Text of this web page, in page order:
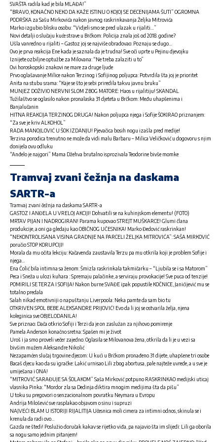
SVAŠTA radila kad je bila MLAĐA!”
“BRAVO, KONAČNO NEKO DA KAŽE ISTINU O KOJOJ SE DECENIJAMA ŠUTI” OGROMNA
PODRŠKA za Sašu Mirkovića nakon javnog raskrinkavanja Željka Mitrovića
Marko izgubio blisku osobu: “Vidjeli smo se pred ulazak u rijaliti…”
Novi detalji o slučaju kuće strave u Brčkom: Policija znala još od 2018. godine?
Ušla vanredno u rijaliti – Gastoz joj se najviše obradovao: Poznaju se dugo…
Ovo je prva reakcija Ene kada je saznala da je trudna! Sve oči uprte u Pejinu djevojku
Iznijete ozbiljne optužbe za Milovana: “Ne treba zalaziti u to”
Ovi horoskopski znakovi ne mare za druge ljude
Prvo oglašavanje Milice nakon Terzinog i Sofijinog poljupca: Potvrdila šta joj je prioritet
Anita na stubu srama: “Kaje se što je sebi priredila takvu javnu bruku”
MUNJEZ DOŽIVIO NERVNI SLOM ZBOG MATORE: Haos u rijalitiju! SKANDAL
Tužilaštvo se oglasilo nakon pronalaska 31 djeteta u Brčkom: Među uhapšenima i
Banjalučanin
HITNA REAKCIJA TERZINOG DRUGA! Nakon poljupca njega i Sofije ŠOKIRAO priznanjem:
“Za sve je kriv ALKOHOL”
RADA MANOJLOVIĆ U ŠOK IZDANJU! Pjevačica bosih nogu izašla pred medije!
Terzina porodica trenutno ne može da vidi malu Barbaru – Milica Veličković u dogovoru s njim
donijela ovu odluku
“Anđelo je najgori” Mama Džehva brutalno isprozivala Teodorine bivše momke
Tramvaj zvani čežnja na daskama
SARTR-a
Tramvaj zvani čežnja na daskama SARTR-a
GASTOZ I ANĐELA U VRELOJ AKCIJI! Dohvatili se na kuhinjskom elementu! (FOTO)
MRTAV PIJAN I NADROGIRAN! Parama kupovao STREJT MUŠKARCE! Glumi člana
produkcije, a oni ga gledaju kao OBIČNOG UČESNIKA! Marko Đedović raskrinkan!
“NEKONTROLISANA VISINA GRADNJE NA PARCELI ŽELJKA MITROVIĆA”: SAŠA MIRKOVIĆ
poručio STOP KORUPCIJI!
Morala da mu očita lekciju: Kačavenda zaustavila Terzu pa mu otkrila koji je problem Sofije i
njega…
Ena Čolić bila intimna sa ženom: Šmizla raskrinkala takmičarku – “Ljubila se i sa Matorom”
Peca i Sneža u ulozi kuhara : Spremaju palačinke, a serviraju provokacije! Sve puca od tenzije!
POMIRILI SE TERZA I SOFIJA! Nakon burne SVAĐE ipak popustile KOČNICE, Janićijević mu se
totalno predala
Salah nikad emotivniji o napuštanju Liverpoola: Neka pamte da sam bio tu
OTKRIVEN SPOL BEBE ALEKSANDRE PRIJOVIĆ! Evo da li joj se ostvarila želja, njena
koleginica sve OBJELODANILA!
Sve priznao: Dača otkrio Sofiji i Terzi da je on zaslužan za njihovo pomirenje
Pamela Anderson konačno sretna: Spašen mi je život
Uroš i ja smo proveli večer zajedno: Oglasila se Milovanova žena, otkrila da li je u vezi sa
bivšim mužem Aleksandre Nikolić
Nezapamćen slučaj trgovine djecom: U kući u Brčkom pronađeno 31 dijete, uhapšene tri osobe
Bacaš djecu kao da su igračke: Lakić urnisao Lili zbog abortusa, pale najteže uvrede, a u sve je
umiješana i ONA!
“MITROVIĆ SARAĐUJE SA ŠOLAKOM” Saša Mirković potpuno RASKRINKAO medijski uticaj
vlasnika Pinka: “Mordor zla sa Dedinja diktira mnogim medijima šta da pišu”
U toku su pregovori o senzacionalnom povratku Neymara u Evropu
Andrija Milošević sve rasplakao objavom o sinu i supruzi
NAJVEĆI BLAM U ISTORIJI RIJALITIJA Učesnica moli cimera za intimni odnos, skinula se i
krenula da radi ovo…
Gazda ne štedi! Poslužio doručak kakav se rijetko viđa, pa najavio šta im slijedi: Lili ga oborila
sa nogu samo jednim pitanjem!